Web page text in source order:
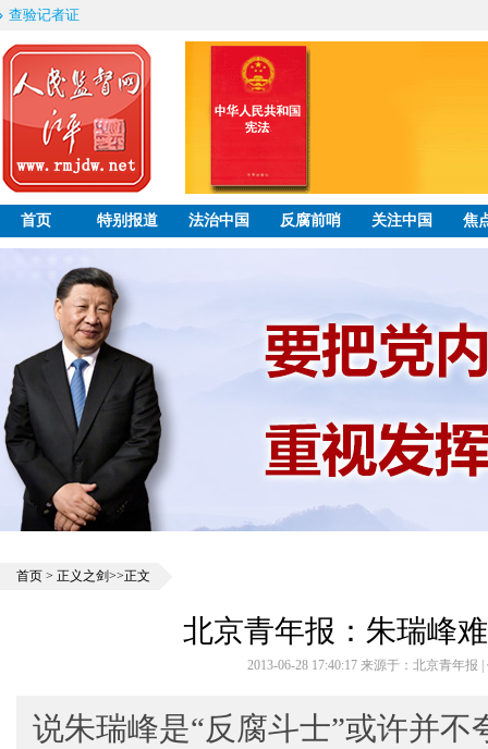
查验记者证
首页 特别报道 法治中国 反腐前哨 关注中国 焦
首页 > 正义之剑>>正文
北京青年报：朱瑞峰
2013-06-28 17:40:17 来源于：北京青年报
说朱瑞峰是“反腐斗士”或许并